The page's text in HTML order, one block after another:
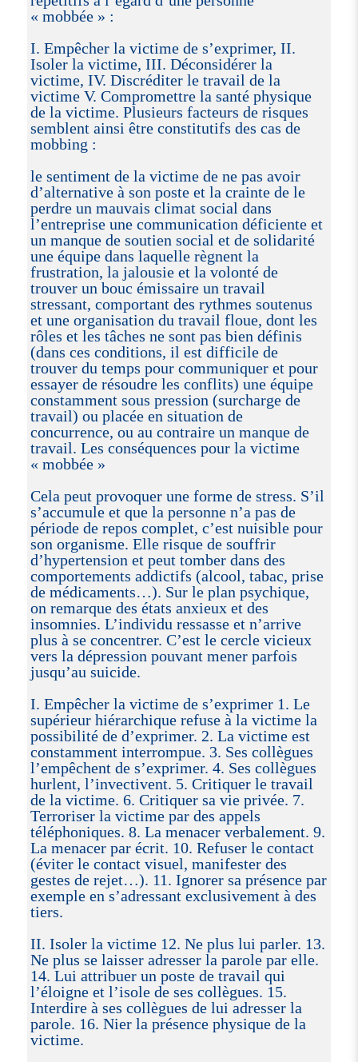
« mobbée » :
I. Empêcher la victime de s’exprimer, II.
Isoler la victime, III. Déconsidérer la
victime, IV. Discréditer le travail de la
victime V. Compromettre la santé physique
de la victime. Plusieurs facteurs de risques
semblent ainsi être constitutifs des cas de
mobbing :
le sentiment de la victime de ne pas avoir
d’alternative à son poste et la crainte de le
perdre un mauvais climat social dans
l’entreprise une communication déficiente et
un manque de soutien social et de solidarité
une équipe dans laquelle règnent la
frustration, la jalousie et la volonté de
trouver un bouc émissaire un travail
stressant, comportant des rythmes soutenus
et une organisation du travail floue, dont les
rôles et les tâches ne sont pas bien définis
(dans ces conditions, il est difficile de
trouver du temps pour communiquer et pour
essayer de résoudre les conflits) une équipe
constamment sous pression (surcharge de
travail) ou placée en situation de
concurrence, ou au contraire un manque de
travail. Les conséquences pour la victime
« mobbée »
Cela peut provoquer une forme de stress. S’il
s’accumule et que la personne n’a pas de
période de repos complet, c’est nuisible pour
son organisme. Elle risque de souffrir
d’hypertension et peut tomber dans des
comportements addictifs (alcool, tabac, prise
de médicaments…). Sur le plan psychique,
on remarque des états anxieux et des
insomnies. L’individu ressasse et n’arrive
plus à se concentrer. C’est le cercle vicieux
vers la dépression pouvant mener parfois
jusqu’au suicide.
I. Empêcher la victime de s’exprimer 1. Le
supérieur hiérarchique refuse à la victime la
possibilité de d’exprimer. 2. La victime est
constamment interrompue. 3. Ses collègues
l’empêchent de s’exprimer. 4. Ses collègues
hurlent, l’invectivent. 5. Critiquer le travail
de la victime. 6. Critiquer sa vie privée. 7.
Terroriser la victime par des appels
téléphoniques. 8. La menacer verbalement. 9.
La menacer par écrit. 10. Refuser le contact
(éviter le contact visuel, manifester des
gestes de rejet…). 11. Ignorer sa présence par
exemple en s’adressant exclusivement à des
tiers.
II. Isoler la victime 12. Ne plus lui parler. 13.
Ne plus se laisser adresser la parole par elle.
14. Lui attribuer un poste de travail qui
l’éloigne et l’isole de ses collègues. 15.
Interdire à ses collègues de lui adresser la
parole. 16. Nier la présence physique de la
victime.